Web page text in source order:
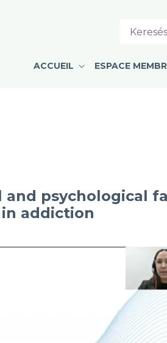
ACCUEIL ESPACE
and psychological
addiction